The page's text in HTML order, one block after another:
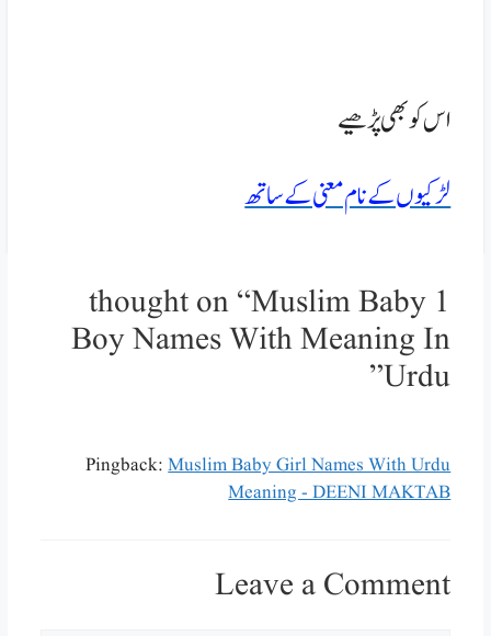
اس کو بھی پڑھیے
لڑکیوں کے نام معنی کے ساتھ
1 thought on “Muslim Baby
Boy Names With Meaning In
Urdu”
Pingback:Muslim Baby Girl Names With Urdu
Meaning - DEENI MAKTAB
Leave a Comment